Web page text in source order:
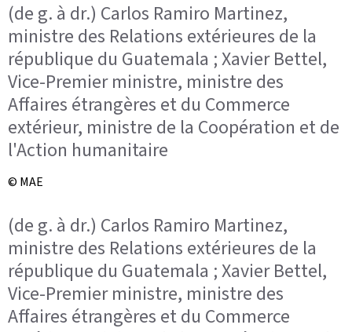
(de g. à dr.) Carlos Ramiro Martinez,
ministre des Relations extérieures de la
république du Guatemala ; Xavier Bettel,
Vice-Premier ministre, ministre des
Affaires étrangères et du Commerce
extérieur, ministre de la Coopération et de
l'Action humanitaire
© MAE
(de g. à dr.) Carlos Ramiro Martinez,
ministre des Relations extérieures de la
république du Guatemala ; Xavier Bettel,
Vice-Premier ministre, ministre des
Affaires étrangères et du Commerce